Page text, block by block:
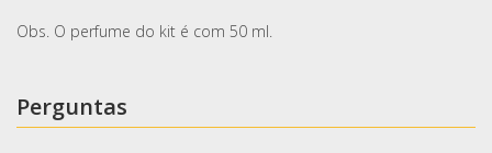
Obs. O perfume do kit é com 50 ml.
Perguntas